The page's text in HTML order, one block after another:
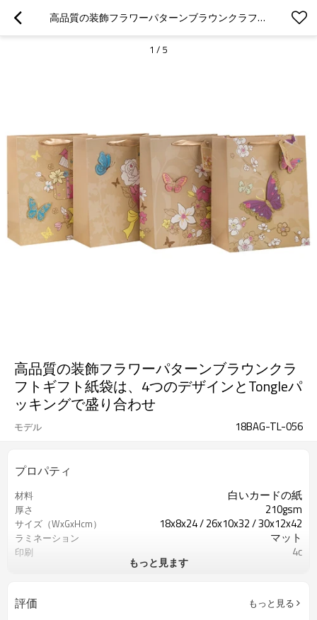
高品質の装飾フラワーパターンブラウンクラフトギフト紙袋は、4つのデザインとTONGLEパッキングで盛り合わせ
1 / 5
高品質の装飾フラワーパターンブラウンクラ
フトギフト紙袋は、4つのデザインとTongleパ
ッキングで盛り合わせ
モデル 18BAG-TL-056
プロパティ
材料 白いカードの紙
厚さ 210gsm
サイズ（WxGxHcm） 18x8x24 / 26x10x32 / 30x12x42
ラミネーション マット
印刷 4c
もっと見ます
評価 もっと見る